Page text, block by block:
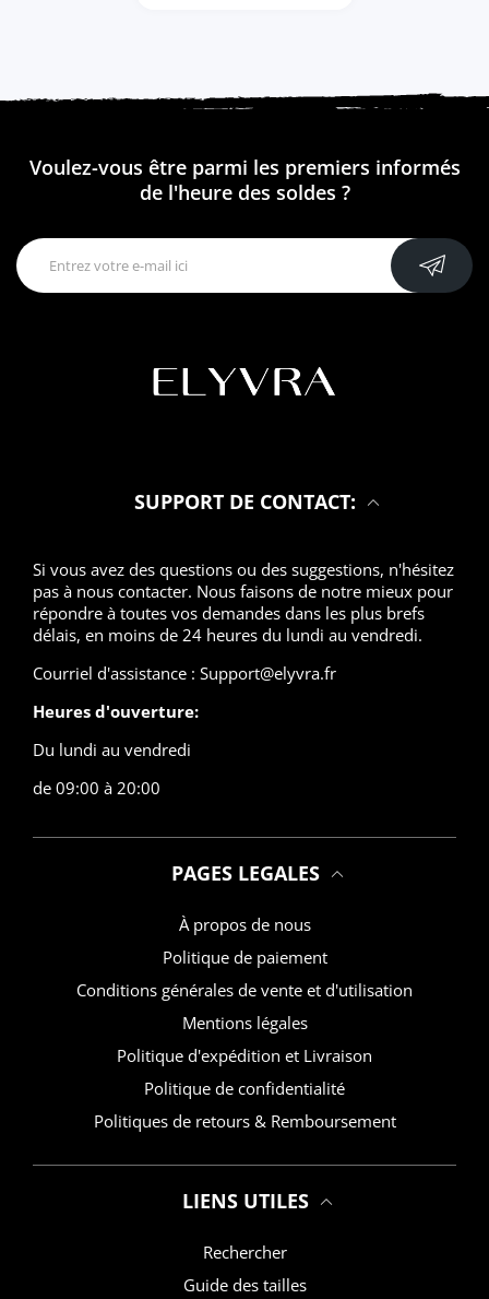
Voulez-vous être parmi les premiers informés
de l'heure des soldes ?
SUPPORT DE CONTACT:
Si vous avez des questions ou des suggestions, n'hésitez
pas à nous contacter. Nous faisons de notre mieux pour
répondre à toutes vos demandes dans les plus brefs
délais, en moins de 24 heures du lundi au vendredi.
Courriel d'assistance : Support@elyvra.fr
Heures d'ouverture:
Du lundi au vendredi
de 09:00 à 20:00
PAGES LEGALES
À propos de nous
Politique de paiement
Conditions générales de vente et d'utilisation
Mentions légales
Politique d'expédition et Livraison
Politique de confidentialité
Politiques de retours & Remboursement
LIENS UTILES
Rechercher
Guide des tailles